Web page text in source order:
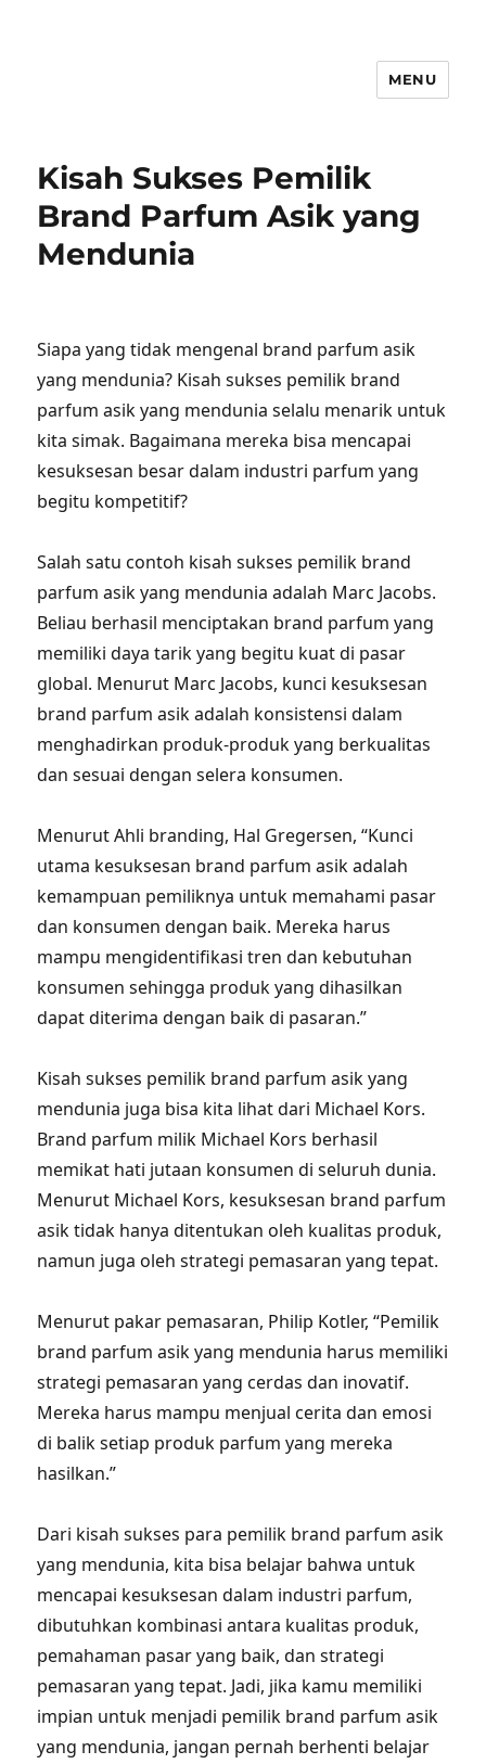
MENU
Kisah Sukses Pemilik
Brand Parfum Asik yang
Mendunia
Siapa yang tidak mengenal brand parfum asik
yang mendunia? Kisah sukses pemilik brand
parfum asik yang mendunia selalu menarik untuk
kita simak. Bagaimana mereka bisa mencapai
kesuksesan besar dalam industri parfum yang
begitu kompetitif?
Salah satu contoh kisah sukses pemilik brand
parfum asik yang mendunia adalah Marc Jacobs.
Beliau berhasil menciptakan brand parfum yang
memiliki daya tarik yang begitu kuat di pasar
global. Menurut Marc Jacobs, kunci kesuksesan
brand parfum asik adalah konsistensi dalam
menghadirkan produk-produk yang berkualitas
dan sesuai dengan selera konsumen.
Menurut Ahli branding, Hal Gregersen, “Kunci
utama kesuksesan brand parfum asik adalah
kemampuan pemiliknya untuk memahami pasar
dan konsumen dengan baik. Mereka harus
mampu mengidentifikasi tren dan kebutuhan
konsumen sehingga produk yang dihasilkan
dapat diterima dengan baik di pasaran.”
Kisah sukses pemilik brand parfum asik yang
mendunia juga bisa kita lihat dari Michael Kors.
Brand parfum milik Michael Kors berhasil
memikat hati jutaan konsumen di seluruh dunia.
Menurut Michael Kors, kesuksesan brand parfum
asik tidak hanya ditentukan oleh kualitas produk,
namun juga oleh strategi pemasaran yang tepat.
Menurut pakar pemasaran, Philip Kotler, “Pemilik
brand parfum asik yang mendunia harus memiliki
strategi pemasaran yang cerdas dan inovatif.
Mereka harus mampu menjual cerita dan emosi
di balik setiap produk parfum yang mereka
hasilkan.”
Dari kisah sukses para pemilik brand parfum asik
yang mendunia, kita bisa belajar bahwa untuk
mencapai kesuksesan dalam industri parfum,
dibutuhkan kombinasi antara kualitas produk,
pemahaman pasar yang baik, dan strategi
pemasaran yang tepat. Jadi, jika kamu memiliki
impian untuk menjadi pemilik brand parfum asik
yang mendunia, jangan pernah berhenti belajar